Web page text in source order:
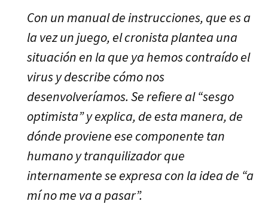
Con un manual de instrucciones, que es a
la vez un juego, el cronista plantea una
situación en la que ya hemos contraído el
virus y describe cómo nos
desenvolveríamos. Se refiere al “sesgo
optimista” y explica, de esta manera, de
dónde proviene ese componente tan
humano y tranquilizador que
internamente se expresa con la idea de “a
mí no me va a pasar”.